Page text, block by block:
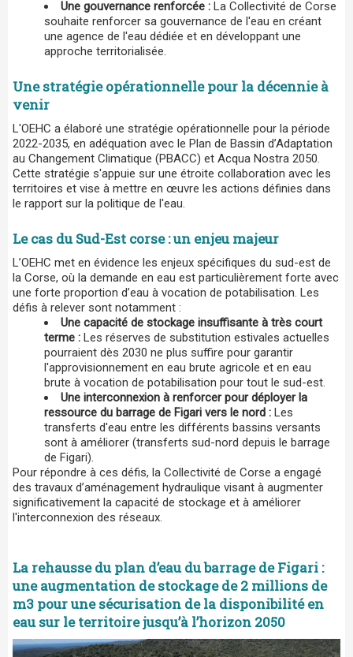
Une gouvernance renforcée : La Collectivité de Corse
souhaite renforcer sa gouvernance de l'eau en créant
une agence de l'eau dédiée et en développant une
approche territorialisée.
Une stratégie opérationnelle pour la décennie à
venir
L'OEHC a élaboré une stratégie opérationnelle pour la période
2022-2035, en adéquation avec le Plan de Bassin d’Adaptation
au Changement Climatique (PBACC) et Acqua Nostra 2050.
Cette stratégie s'appuie sur une étroite collaboration avec les
territoires et vise à mettre en œuvre les actions définies dans
le rapport sur la politique de l'eau.
Le cas du Sud-Est corse : un enjeu majeur
L’OEHC met en évidence les enjeux spécifiques du sud-est de
la Corse, où la demande en eau est particulièrement forte avec
une forte proportion d’eau à vocation de potabilisation. Les
défis à relever sont notamment :
Une capacité de stockage insuffisante à très court
terme : Les réserves de substitution estivales actuelles
pourraient dès 2030 ne plus suffire pour garantir
l'approvisionnement en eau brute agricole et en eau
brute à vocation de potabilisation pour tout le sud-est.
Une interconnexion à renforcer pour déployer la
ressource du barrage de Figari vers le nord : Les
transferts d'eau entre les différents bassins versants
sont à améliorer (transferts sud-nord depuis le barrage
de Figari).
Pour répondre à ces défis, la Collectivité de Corse a engagé
des travaux d’aménagement hydraulique visant à augmenter
significativement la capacité de stockage et à améliorer
l'interconnexion des réseaux.
La rehausse du plan d’eau du barrage de Figari :
une augmentation de stockage de 2 millions de
m3 pour une sécurisation de la disponibilité en
eau sur le territoire jusqu’à l’horizon 2050